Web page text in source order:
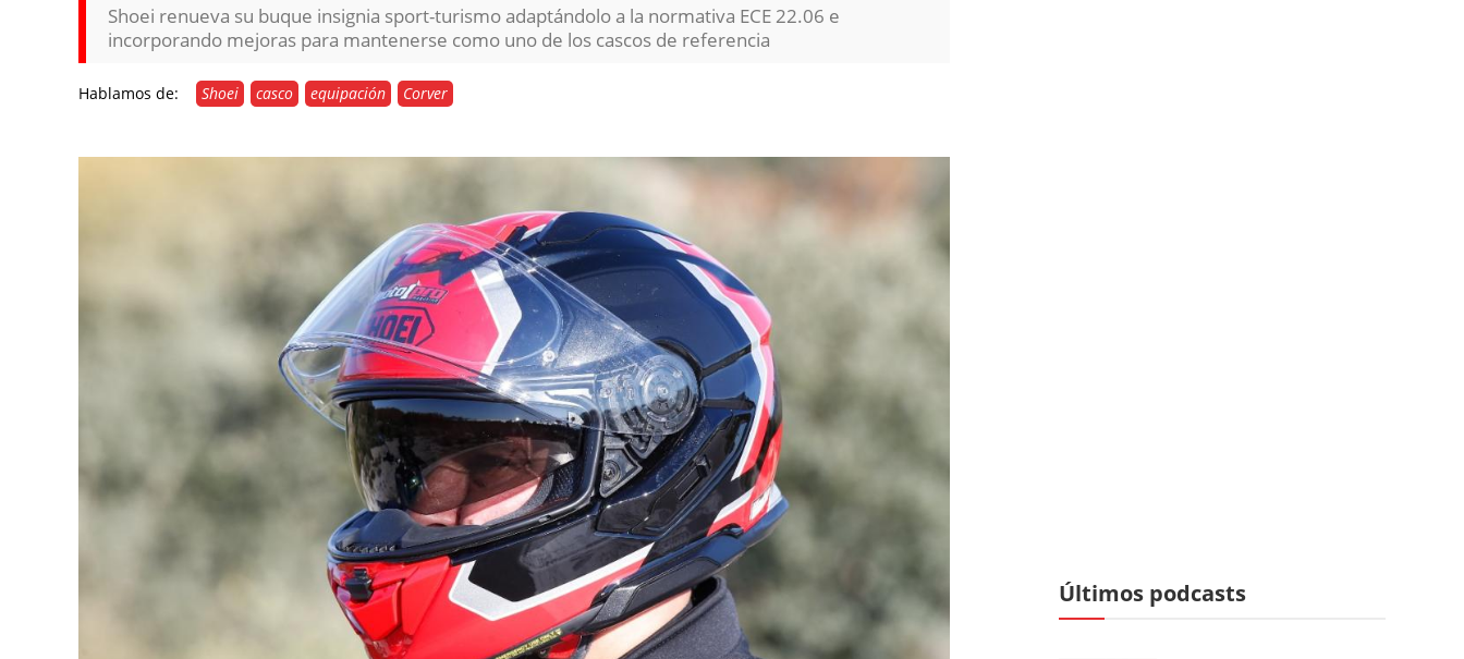
Shoei renueva su buque insignia sport-turismo adaptándolo a la normativa ECE 22.06 e
incorporando mejoras para mantenerse como uno de los cascos de referencia
Hablamos de: Shoei casco equipación Corver
Últimos podcasts